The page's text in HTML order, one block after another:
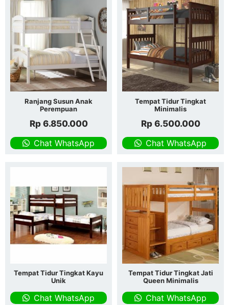
Ranjang Susun Anak
Perempuan
Rp6.850.000
Chat WhatsApp
Tempat Tidur Tingkat
Minimalis
Rp6.500.000
Chat WhatsApp
Tempat Tidur Tingkat Kayu
Unik
Chat WhatsApp
Tempat Tidur Tingkat Jati
Queen Minimalis
Chat WhatsApp